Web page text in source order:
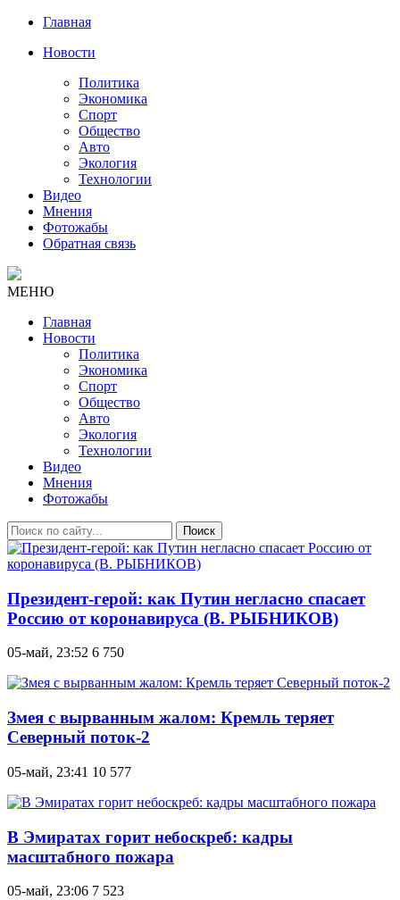
Главная
Новости
Политика
Экономика
Спорт
Общество
Авто
Экология
Технологии
Видео
Мнения
Фотожабы
Обратная связь
МЕНЮ
Главная
Новости
Политика
Экономика
Спорт
Общество
Авто
Экология
Технологии
Видео
Мнения
Фотожабы
Поиск
Президент-герой: как Путин негласно спасает
Россию от коронавируса (В. РЫБНИКОВ)
05-май, 23:52 6 750
Змея с вырванным жалом: Кремль теряет
Северный поток-2
05-май, 23:41 10 577
В Эмиратах горит небоскреб: кадры
масштабного пожара
05-май, 23:06 7 523